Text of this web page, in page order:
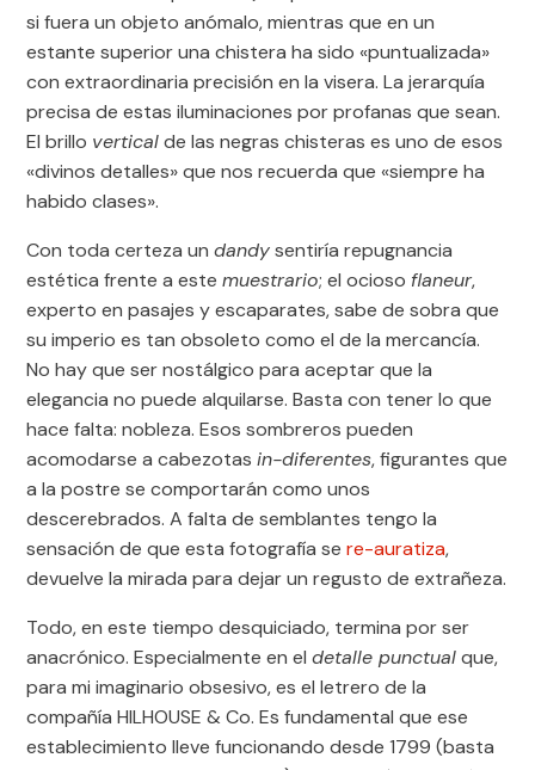
si fuera un objeto anómalo, mientras que en un
estante superior una chistera ha sido «puntualizada»
con extraordinaria precisión en la visera. La jerarquía
precisa de estas iluminaciones por profanas que sean.
El brillo verticalde las negras chisteras es uno de esos
«divinos detalles» que nos recuerda que «siempre ha
habido clases».
Con toda certeza undandysentiría repugnancia
estética frente a estemuestrario; el ocioso flaneur,
experto en pasajes y escaparates, sabe de sobra que
su imperio es tan obsoleto como el de la mercancía.
No hay que ser nostálgico para aceptar que la
elegancia no puede alquilarse. Basta con tener lo que
hace falta: nobleza. Esos sombreros pueden
acomodarse a cabezotasin-diferentes, figurantes que
a la postre se comportarán como unos
descerebrados. A falta de semblantes tengo la
sensación de que esta fotografía sere-auratiza,
devuelve la mirada para dejar un regusto de extrañeza.
Todo, en este tiempo desquiciado, termina por ser
anacrónico. Especialmente en eldetalle punctualque,
para mi imaginario obsesivo, es el letrero de la
compañía HILHOUSE & Co. Es fundamental que ese
establecimiento lleve funcionando desde 1799 (basta